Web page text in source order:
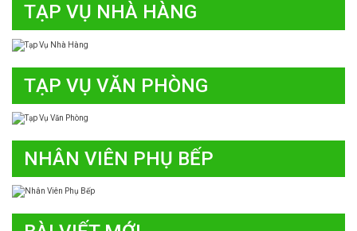
TẠP VỤ NHÀ HÀNG
TẠP VỤ VĂN PHÒNG
NHÂN VIÊN PHỤ BẾP